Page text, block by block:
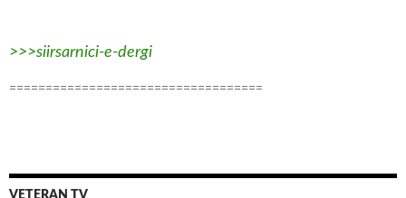
>>>siirsarnici-e-dergi
===================================
VETERAN TV